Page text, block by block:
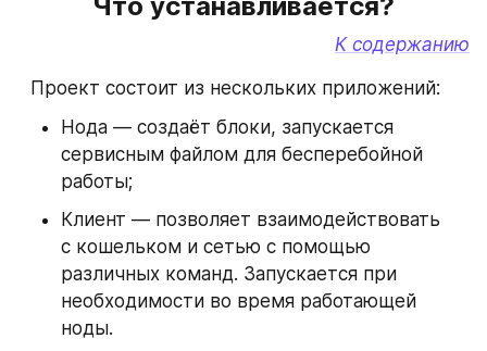
К содержанию
⠀Проект состоит из нескольких приложений:
Нода — создаёт блоки, запускается
сервисным файлом для бесперебойной
работы;
Клиент — позволяет взаимодействовать
с кошельком и сетью с помощью
различных команд. Запускается при
необходимости во время работающей
ноды.